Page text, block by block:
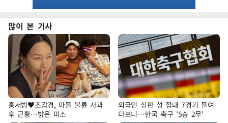
많이 본 기사
홍서범♥조갑경, 아들 불륜 사과
후 근황…밝은 미소
외국인 심판 성 접대 7경기 들여
다보니…한국 축구 '5승 2무'